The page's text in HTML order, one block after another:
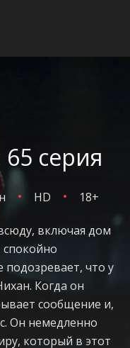
серия
HD 18+
включая дом
подозревает, что у
Когда он
сообщение и,
Он немедленно
который в этот